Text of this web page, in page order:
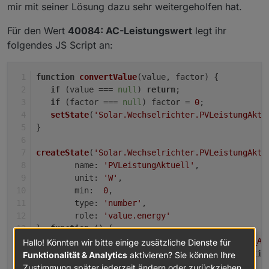
mir mit seiner Lösung dazu sehr weitergeholfen hat.
Für den Wert 40084: AC-Leistungswert legt ihr
folgendes JS Script an:
function convertValue(value, factor) {
if (value === null) return;
if (factor === null) factor = 0;
setState(
}
createState(
name: 'PVLeistungAktuell' ,
unit : 'W' ,
min : 0,
type: 'number' ,
role:
'value.energy'
}, function () {
on(
var timeout = setTimeout(
clearTimeout(timeout);
Hallo! Könnten wir bitte einige zusätzliche Dienste für
Funktionalität & Analytics aktivieren? Sie können Ihre